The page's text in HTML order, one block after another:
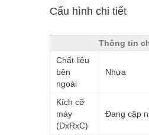
Cấu hình chi tiết
Thông tin
Chất liệu
bên
ngoài
Nhựa
Kích cỡ
máy
(DxRxC)
Đang cập